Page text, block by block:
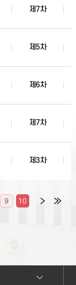
제7차
제5차
제6차
제7차
제3차
9 10